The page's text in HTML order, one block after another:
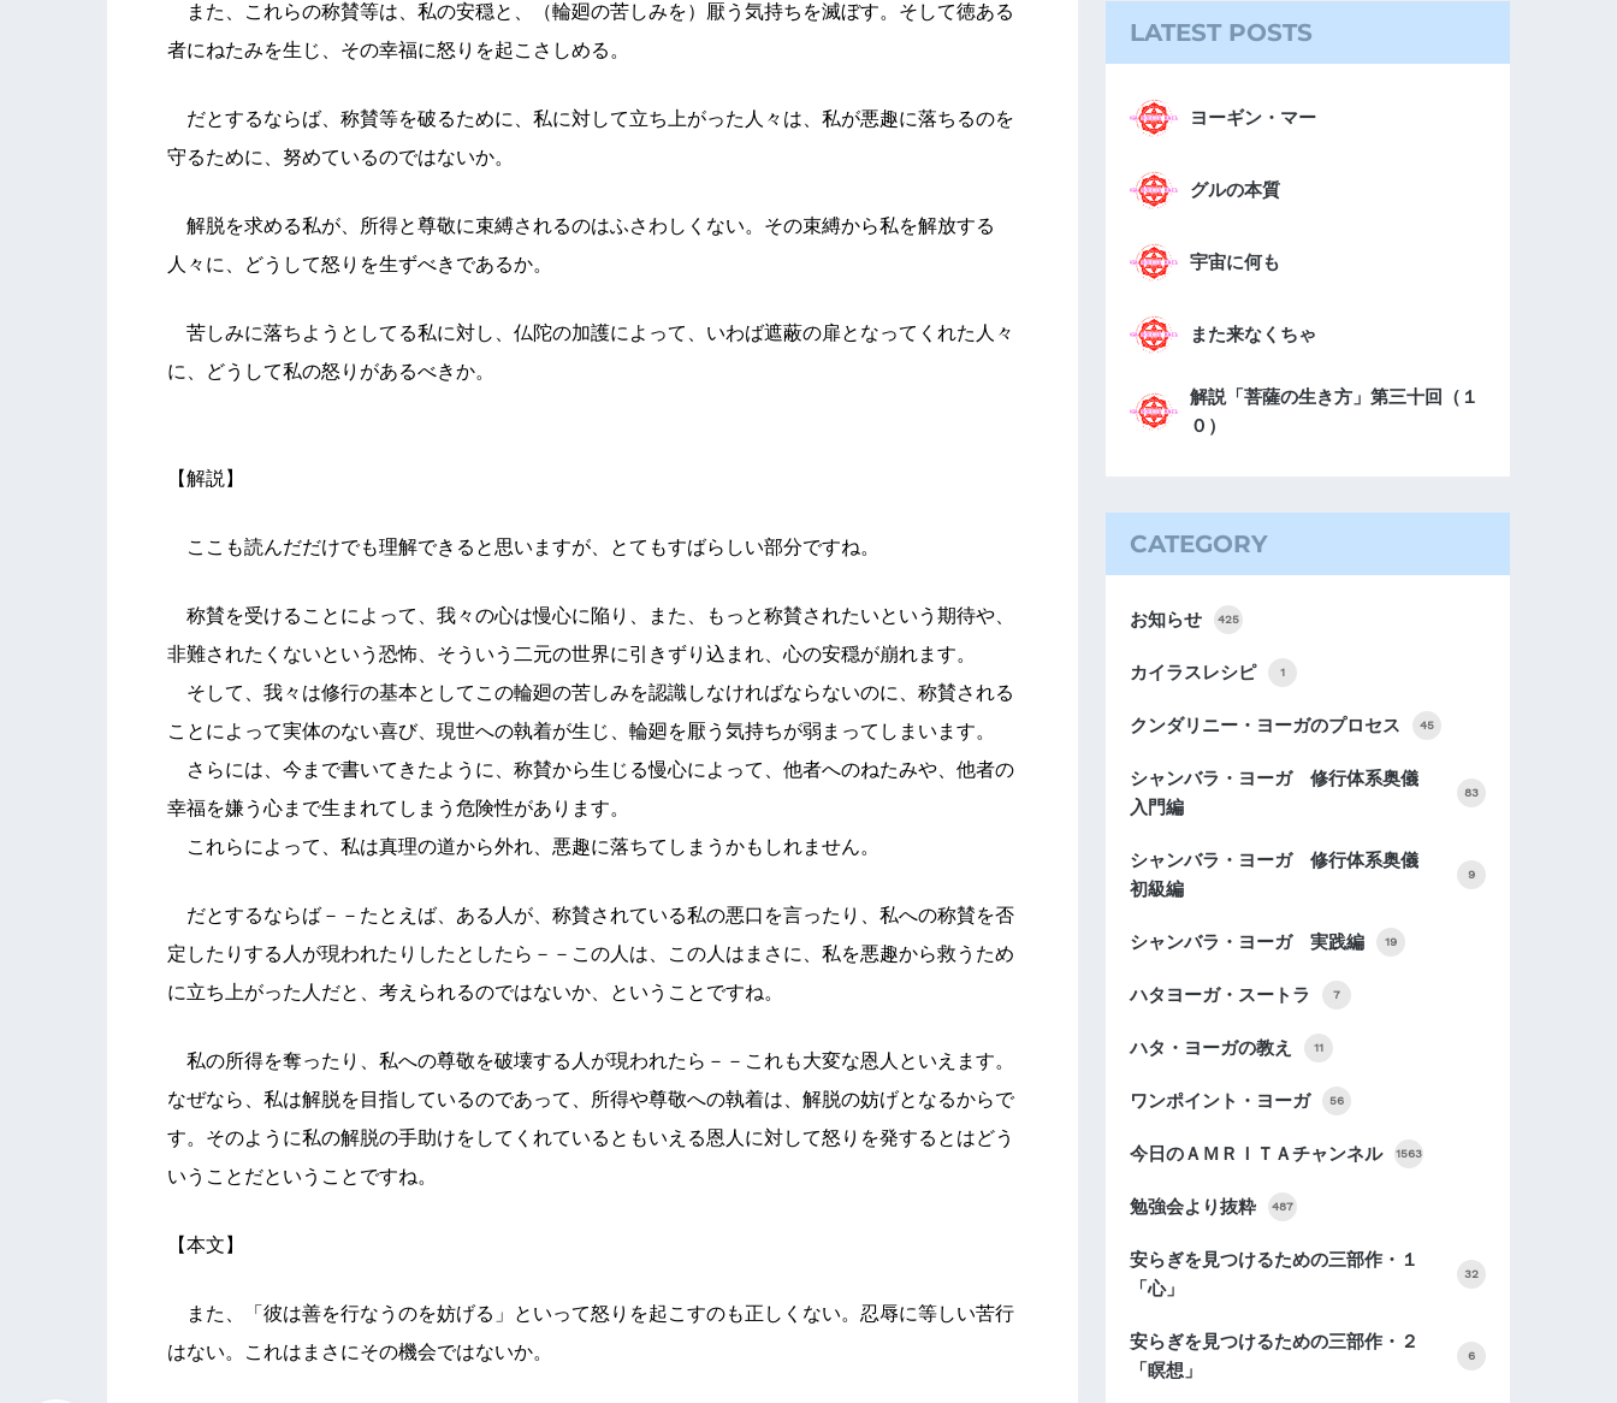
また、これらの称賛等は、私の安穏と、（輪廻の苦しみを）厭う気持ちを滅ぼす。そして徳ある
者にねたみを生じ、その幸福に怒りを起こさしめる。
だとするならば、称賛等を破るために、私に対して立ち上がった人々は、私が悪趣に落ちるのを
守るために、努めているのではないか。
解脱を求める私が、所得と尊敬に束縛されるのはふさわしくない。その束縛から私を解放する
人々に、どうして怒りを生ずべきであるか。
苦しみに落ちようとしてる私に対し、仏陀の加護によって、いわば遮蔽の扉となってくれた人々
に、どうして私の怒りがあるべきか。
【解説】
ここも読んだだけでも理解できると思いますが、とてもすばらしい部分ですね。
称賛を受けることによって、我々の心は慢心に陥り、また、もっと称賛されたいという期待や、
非難されたくないという恐怖、そういう二元の世界に引きずり込まれ、心の安穏が崩れます。
そして、我々は修行の基本としてこの輪廻の苦しみを認識しなければならないのに、称賛される
ことによって実体のない喜び、現世への執着が生じ、輪廻を厭う気持ちが弱まってしまいます。
さらには、今まで書いてきたように、称賛から生じる慢心によって、他者へのねたみや、他者の
幸福を嫌う心まで生まれてしまう危険性があります。
これらによって、私は真理の道から外れ、悪趣に落ちてしまうかもしれません。
だとするならば－－たとえば、ある人が、称賛されている私の悪口を言ったり、私への称賛を否
定したりする人が現われたりしたとしたら－－この人は、この人はまさに、私を悪趣から救うため
に立ち上がった人だと、考えられるのではないか、ということですね。
私の所得を奪ったり、私への尊敬を破壊する人が現われたら－－これも大変な恩人といえます。
なぜなら、私は解脱を目指しているのであって、所得や尊敬への執着は、解脱の妨げとなるからで
す。そのように私の解脱の手助けをしてくれているともいえる恩人に対して怒りを発するとはどう
いうことだということですね。
【本文】
また、「彼は善を行なうのを妨げる」といって怒りを起こすのも正しくない。忍辱に等しい苦行
はない。これはまさにその機会ではないか。
LATEST POSTS
ヨーギン・マー
グルの本質
宇宙に何も
また来なくちゃ
解説「菩薩の生き方」第三十回（１
０）
CATEGORY
お知らせ 425
カイラスレシピ 1
クンダリニー・ヨーガのプロセス 45
シャンバラ・ヨーガ 修行体系奥儀
入門編
83
シャンバラ・ヨーガ 修行体系奥儀
初級編
9
シャンバラ・ヨーガ 実践編 19
ハタヨーガ・スートラ 7
ハタ・ヨーガの教え 11
ワンポイント・ヨーガ 56
今日のＡＭＲＩＴＡチャンネル 1563
勉強会より抜粋 487
安らぎを見つけるための三部作・１
「心」
32
安らぎを見つけるための三部作・２
「瞑想」
6